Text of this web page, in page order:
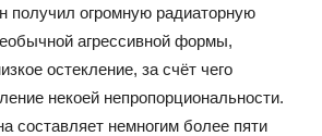
получил огромную радиаторную
агрессивной формы,
остекление, за счёт чего
некоей непропорциональности.
составляет немногим более пяти